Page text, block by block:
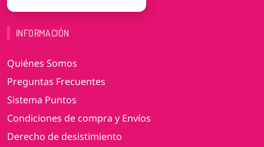
INFORMACIÓN
Quiénes Somos
Preguntas Frecuentes
Sistema Puntos
Condiciones de compra y Envíos
Derecho de desistimiento